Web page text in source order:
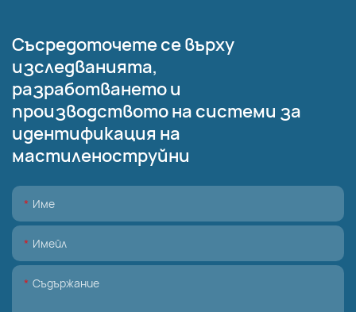
Съсредоточете се върху
изследванията,
разработването и
производството на системи за
идентификация на
мастиленоструйни
Име
Имейл
Съдържание